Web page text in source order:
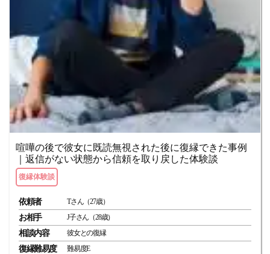
喧嘩の後で彼女に既読無視された後に復縁できた事例
｜返信がない状態から信頼を取り戻した体験談
復縁体験談
依頼者 Tさん（27歳）
お相手 J子さん（28歳）
相談内容 彼女との復縁
復縁難易度 難易度E